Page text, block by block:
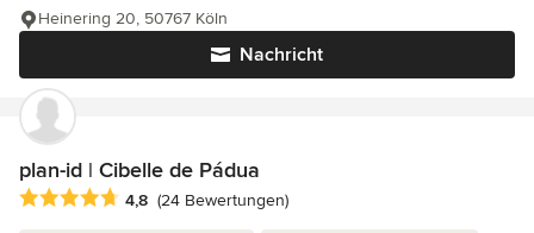
Nachricht
Heinering 20, 50767 Köln
plan-id | Cibelle de Pádua
Durchschnittliche Bewertung: 4.8 von 5 Sternen
4,8 (24 Bewertungen)